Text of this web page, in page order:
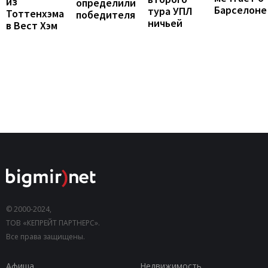
Тоттенхэма
в Вест Хэм
определили
победителя
тура УПЛ
ничьей
Барселоне
© 2000-2024,
ТОВ «КЕПРЕЙТ ПАРТНЕРС».
Все права защищены.